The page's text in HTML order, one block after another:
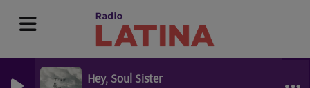
Hey, Soul Sister